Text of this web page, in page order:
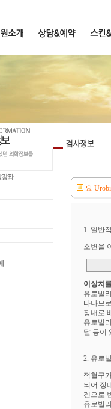
암치료 입니다.
요
1. 일반
소변을
이상치
유로빌
타나므
장내로
유로빌
달 등이
2. 유로
적혈구
되어 장
겐으로
유로빌